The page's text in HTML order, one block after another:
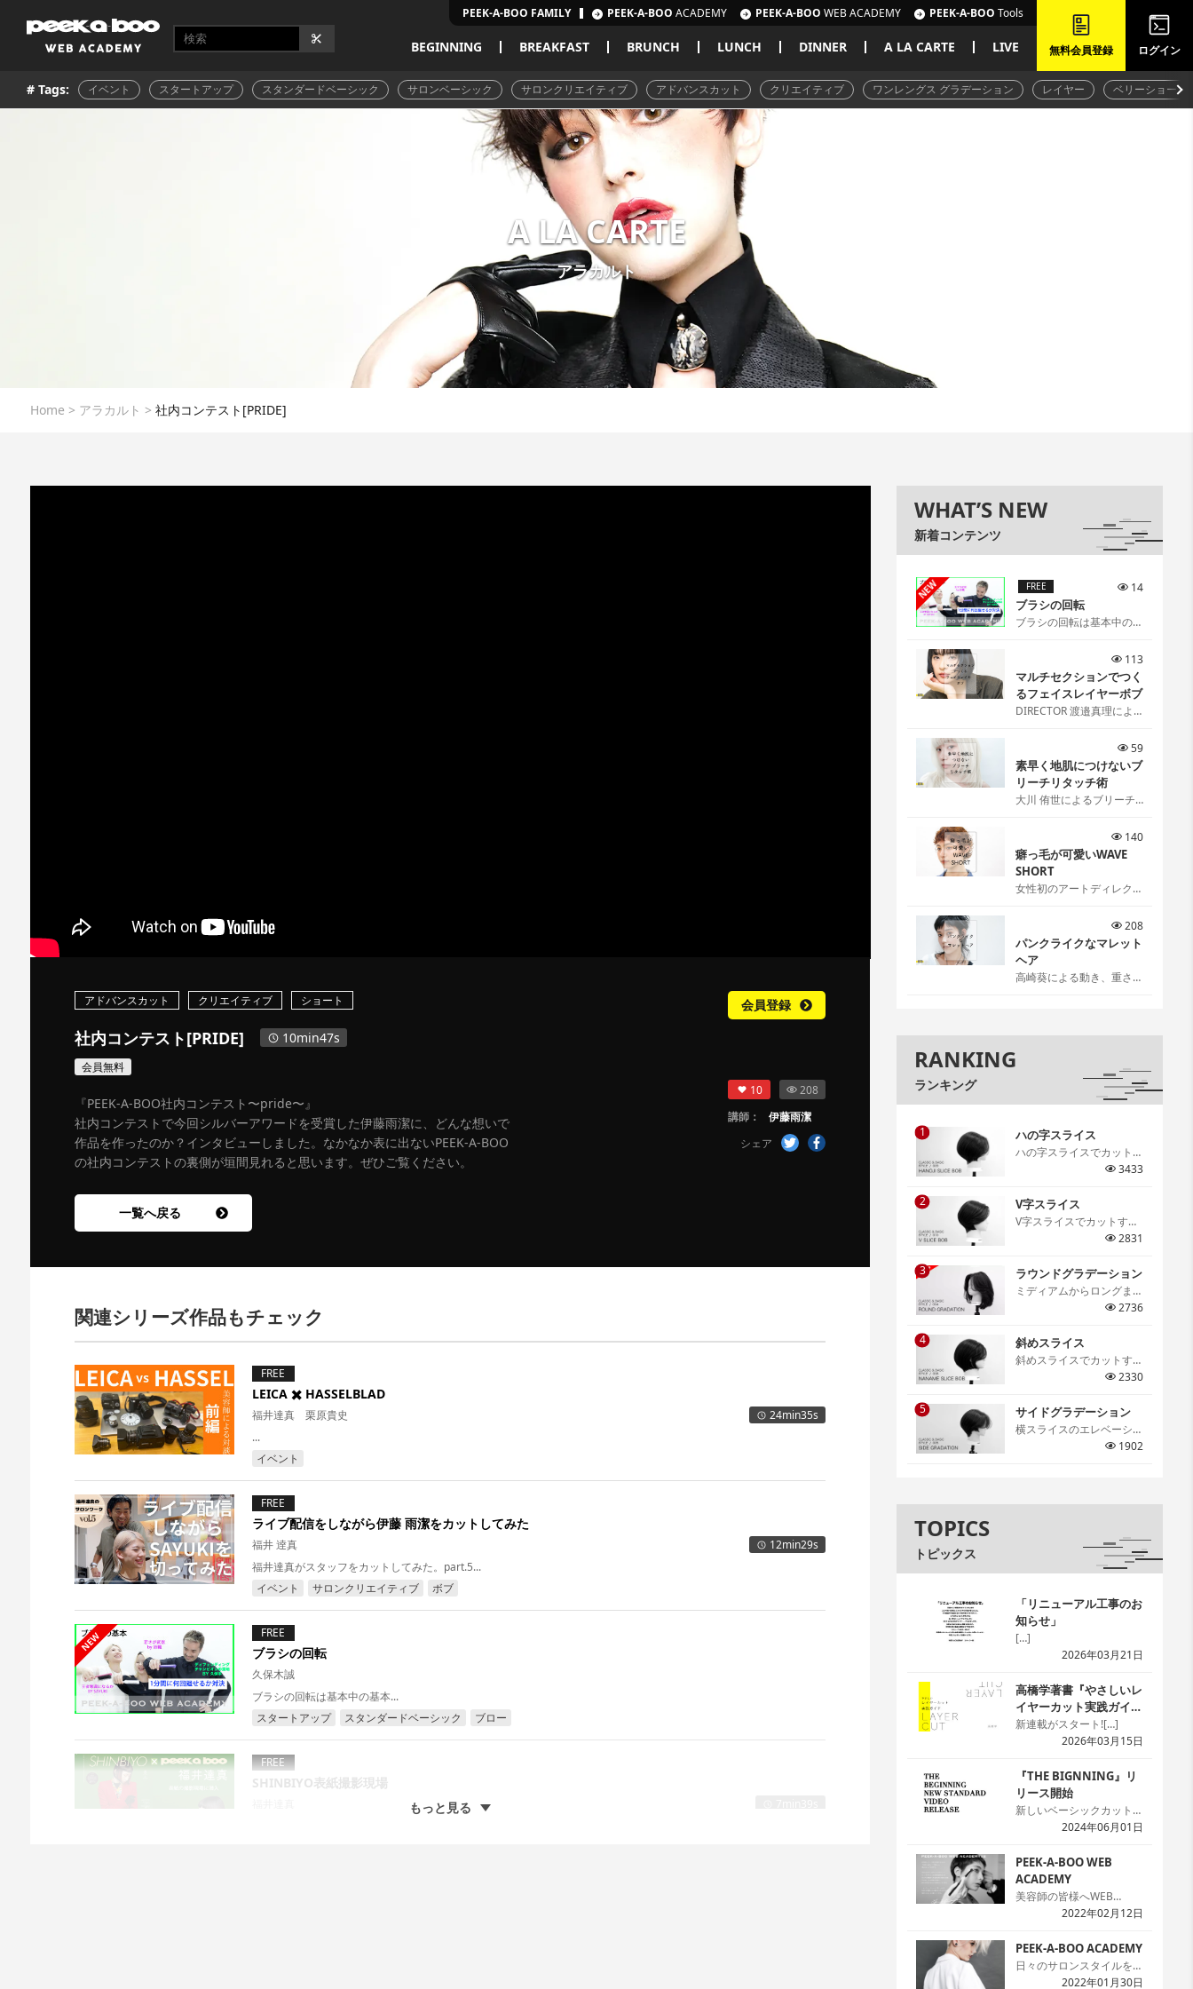
PEEK-A-BOO FAMILY PEEK-A-BOO ACADEMY PEEK-A-BOO WEB ACADEMY PEEK-A-BOO Tools
BEGINNING BREAKFAST BRUNCH LUNCH DINNER A LA CARTE LIVE 無料会員登録 ログイン
# Tags: イベント スタートアップ スタンダードベーシック サロンベーシック サロンクリエイティブ アドバンスカット クリエイティブ ワンレングス グラデーション レイヤー ベリーショート
A LA CARTE
アラカルト
Home > アラカルト > 社内コンテスト[PRIDE]
会員登録
アドバンスカット クリエイティブ ショート
社内コンテスト[PRIDE] 10min47s
会員無料
『PEEK-A-BOO社内コンテスト〜pride〜』
社内コンテストで今回シルバーアワードを受賞した伊藤雨潔に、どんな想いで
作品を作ったのか？インタビューしました。なかなか表に出ないPEEK-A-BOO
の社内コンテストの裏側が垣間見れると思います。ぜひご覧ください。
10
208
講師：
伊藤雨潔
シェア
一覧へ戻る
関連シリーズ作品もチェック
FREE
LEICA ✖️ HASSELBLAD
福井達真 栗原貴史
24min35s
...
イベント
FREE
ライブ配信をしながら伊藤 雨潔をカットしてみた
福井 逹真
12min29s
福井達真がスタッフをカットしてみた。part.5...
イベント
サロンクリエイティブ ボブ
NEW FREE
ブラシの回転
久保木誠
ブラシの回転は基本中の基本...
スタートアップ
スタンダードベーシック ブロー
FREE
SHINBIYO表紙撮影現場
もっと見る
WHAT’S NEW
新着コンテンツ
NEW FREE
ブラシの回転
ブラシの回転は基本中の基
14
マルチセクションでつく
るフェイスレイヤーボブ
DIRECTOR 渡邉真理によ
るフェイスレイヤーボブ
[…]
113
素早く地肌につけないブ
リーチリタッチ術
大川 侑世によるブリーチ
59
癖っ毛が可愛いWAVE
SHORT
女性初のアートディレクタ
ショートスタイル。 伊藤
ならではの可愛いの見つけ
方、お伝えします。[…]
140
パンクライクなマレット
ヘア
高崎葵による動き、重さ、
208
RANKING
ランキング
1 ハの字スライス
ハの字スライスでカットす
るグラデーションボブ。ハ
仕上がりの特徴などを細か
く解説しています。[…]
3433
2 V字スライス
V字スライスでカットする
グラデーションボブ。V字
リのあるシルエットは必ず
身につけたいテクニック。
2831
3 ラウンドグラデーション
ミディアムからロングま
で、スタイルの基礎となる
グラデーション。アウトラ
インの切り方や顔周りのレ
イヤーの作り方、丸みのあ
までを詳しく解説していま
す。[…]
2736
4 斜めスライス
斜めスライスでカットする
グラデーションボブ。骨格
り方やスライスの取り方、
コームワークまで詳しく解
2330
5 サイドグラデーション
横スライスのエレベーショ
ンカットを学ぶサイドグラ
1902
TOPICS
トピックス
「リニューアル工事のお
知らせ」
[…]
2026年03月21日
高橋学著書『やさしいレ
イヤーカット実践ガイ
ド』
新連載がスタート![…]
2026年03月15日
『THE BIGNNING』リ
リース開始
新しいベーシックカット本
の『THE BIGNNING』の
ACADEMY」にて公開を開
始しました。本では2次元
のため解説が難しい場面で
も動画なら一目瞭然です。
で理解度がアップ。プレミ
アム会員なら何回でも見れ
て嬉しいですね。[…]
2024年06月01日
PEEK-A-BOO WEB
ACADEMY
美容師の皆様へWEB
ACADEMYのサイトへよう
録をお願いします。[…]
2022年02月12日
PEEK-A-BOO ACADEMY
日々のサロンスタイルを生
かしつつ、ハイセンスなデ
2022年01月30日